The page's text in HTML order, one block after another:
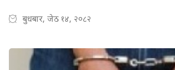
बुधबार, जेठ १४, २०८२